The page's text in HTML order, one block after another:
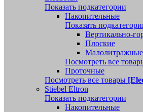
Показать подкатегории
Накопительные
Показать
Вертикально-
Плоские
Малолитражные
Посмотреть все
Проточные
Посмотреть все товары
Stiebel Eltron
Показать подкатегории
Накопительные